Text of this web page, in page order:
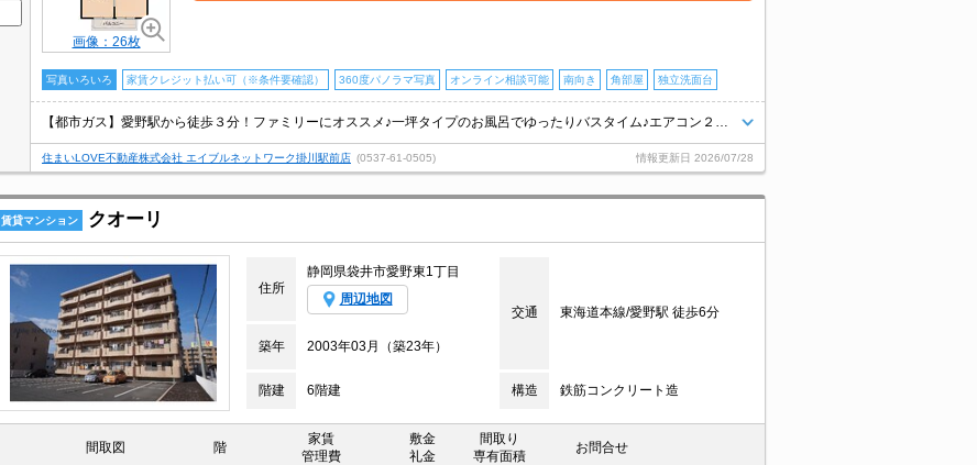
画像：26枚
写真いろいろ 家賃クレジット払い可（※条件要確認） 360度パノラマ写真 オンライン相談可能 南向き 角部屋 独立洗面台
住まいLOVE不動産株式会社 エイブルネットワーク掛川駅前店 (0537-61-0505) 情報更新日 2026/07/28
賃貸マンション クオーリ
住所
静岡県袋井市愛野東1丁目
周辺地図
交通
東海道本線/愛野駅 徒歩6分
築年 2003年03月（築23年）
階建 6階建 構造 鉄筋コンクリート造
間取図 階
家賃
管理費
敷金
礼金
間取り
専有面積
お問合せ